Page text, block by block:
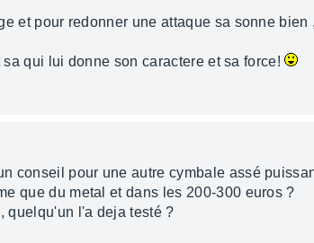
et pour redonner une attaque sa sonne
qui lui donne son caractere et sa force!
conseil pour une autre cymbale assé
que du metal et dans les 200-300 euros ?
quelqu'un l'a deja testé ?